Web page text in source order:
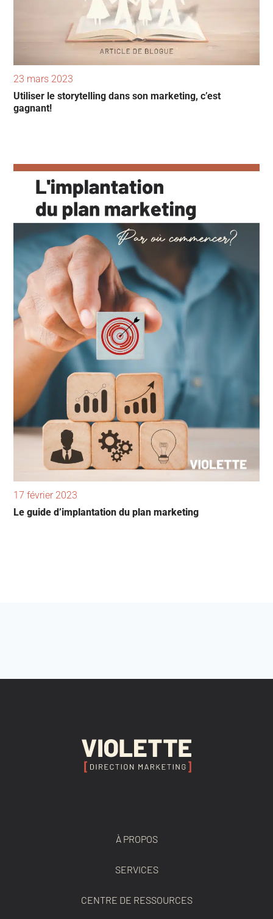
23 mars 2023
Utiliser le storytelling dans son marketing, c’est
gagnant!
17 février 2023
Le guide d’implantation du plan marketing
À PROPOS
SERVICES
CENTRE DE RESSOURCES